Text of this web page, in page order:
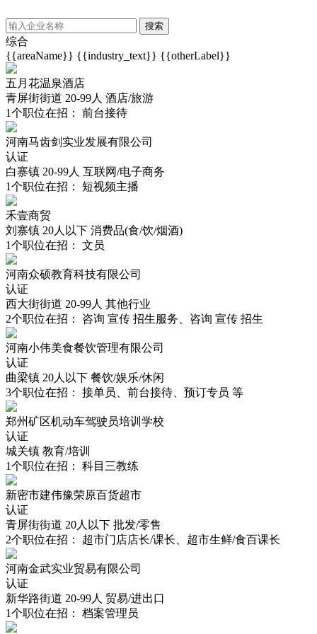
搜索
综合
{{areaName}} {{industry_text}} {{otherLabel}}
五月花温泉酒店
青屏街街道 20-99人 酒店/旅游
1个职位在招： 前台接待
河南马齿剑实业发展有限公司
认证
白寨镇 20-99人 互联网/电子商务
1个职位在招： 短视频主播
禾壹商贸
刘寨镇 20人以下 消费品(食/饮/烟酒)
1个职位在招： 文员
河南众硕教育科技有限公司
认证
西大街街道 20-99人 其他行业
2个职位在招： 咨询 宣传 招生服务、咨询 宣传 招生
河南小伟美食餐饮管理有限公司
认证
曲梁镇 20人以下 餐饮/娱乐/休闲
3个职位在招： 接单员、前台接待、预订专员 等
郑州矿区机动车驾驶员培训学校
认证
城关镇 教育/培训
1个职位在招： 科目三教练
新密市建伟豫荣原百货超市
认证
青屏街街道 20人以下 批发/零售
2个职位在招： 超市门店店长/课长、超市生鲜/食百课长
河南金武实业贸易有限公司
认证
新华路街道 20-99人 贸易/进出口
1个职位在招： 档案管理员